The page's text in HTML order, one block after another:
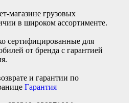
магазине грузовых
в широком ассортименте.
сертифицированные для
от бренда с гарантией
и гарантии по
Гарантия